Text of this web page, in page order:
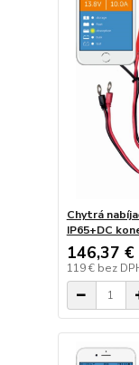
Chytrá
IP65+DC
146,37 €
119 € bez